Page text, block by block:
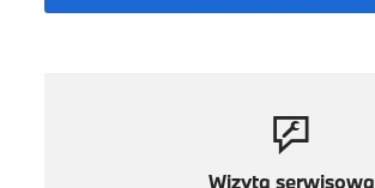
Wizyta serwisowa